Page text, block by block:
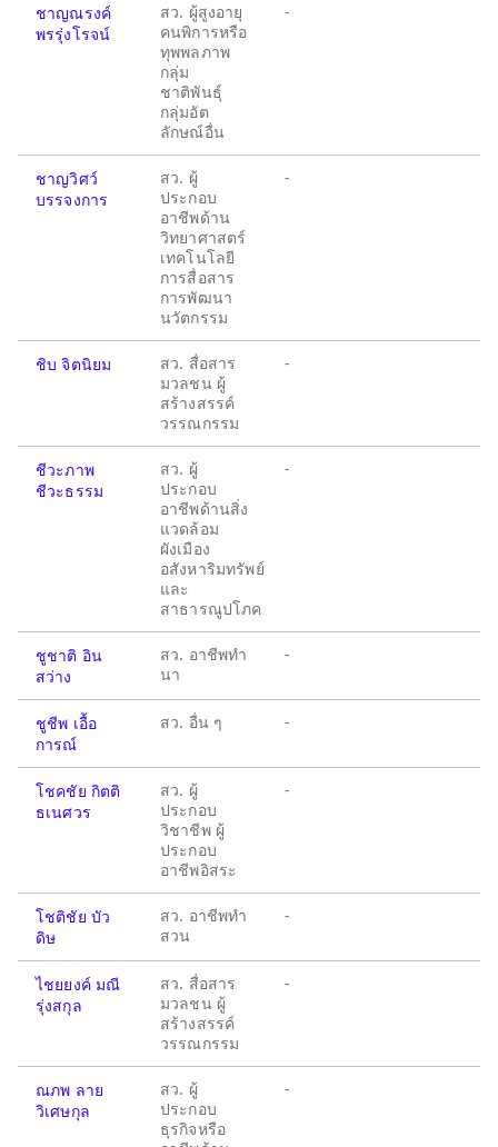
ชาญณรงค์
พรรุ่งโรจน์
สว. ผู้สูงอายุ
คนพิการหรือ
ทุพพลภาพ
กลุ่ม
ชาติพันธุ์
กลุ่มอัต
ลักษณ์อื่น
-
ชาญวิศว์
บรรจงการ
สว. ผู้
ประกอบ
อาชีพด้าน
วิทยาศาสตร์
เทคโนโลยี
การสื่อสาร
การพัฒนา
นวัตกรรม
-
ชิบ จิตนิยม
สว. สื่อสาร
มวลชน ผู้
สร้างสรรค์
วรรณกรรม
-
ชีวะภาพ
ชีวะธรรม
สว. ผู้
ประกอบ
อาชีพด้านสิ่ง
แวดล้อม
ผังเมือง
อสังหาริมทรัพย์
และ
สาธารณูปโภค
-
ชูชาติ อิน
สว่าง
สว. อาชีพทำ
นา
-
ชูชีพ เอื้อ
การณ์
สว. อื่น ๆ -
โชคชัย กิตติ
ธเนศวร
สว. ผู้
ประกอบ
วิชาชีพ ผู้
ประกอบ
อาชีพอิสระ
-
โชติชัย บัว
ดิษ
สว. อาชีพทำ
สวน
-
ไชยยงค์ มณี
รุ่งสกุล
สว. สื่อสาร
มวลชน ผู้
สร้างสรรค์
วรรณกรรม
-
ณภพ ลาย
วิเศษกุล
สว. ผู้
ประกอบ
ธุรกิจหรือ
-